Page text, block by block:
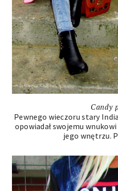
Candy
Pewnego wieczoru stary
opowiadał swojemu
jego wnętrzu.